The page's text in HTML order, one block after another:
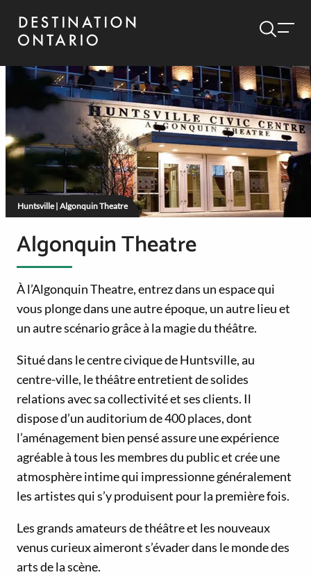
Algonquin Theatre
À l’Algonquin Theatre, entrez dans un espace qui
vous plonge dans une autre époque, un autre lieu et
un autre scénario grâce à la magie du théâtre.
Situé dans le centre civique de Huntsville, au
centre-ville, le théâtre entretient de solides
relations avec sa collectivité et ses clients. Il
dispose d’un auditorium de 400 places, dont
l’aménagement bien pensé assure une expérience
agréable à tous les membres du public et crée une
atmosphère intime qui impressionne généralement
les artistes qui s’y produisent pour la première fois.
Les grands amateurs de théâtre et les nouveaux
venus curieux aimeront s’évader dans le monde des
arts de la scène.
Huntsville | Algonquin Theatre